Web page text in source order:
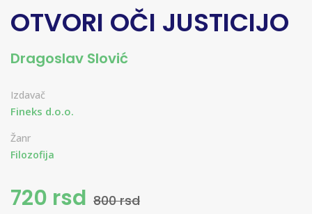
OTVORI OČI JUSTICIJO
Dragoslav Slović
Izdavač
Fineks d.o.o.
Žanr
Filozofija
720 rsd 800 rsd